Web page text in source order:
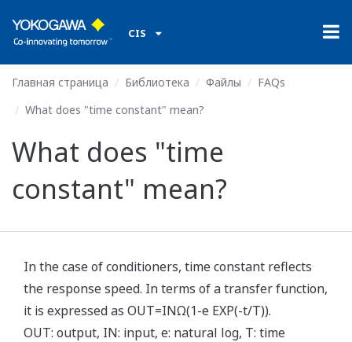
CIS
Главная страница Библиотека Файлы
FAQs
What does "time constant" mean?
What does "time
constant" mean?
In the case of conditioners, time constant reflects
the response speed. In terms of a transfer function,
it is expressed as OUT=INΩ(1-e EXP(-t/T)).
OUT: output, IN: input, e: natural log, T: time